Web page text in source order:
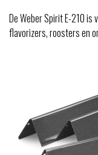
De Weber Spirit E-210
flavorizers, roosters en